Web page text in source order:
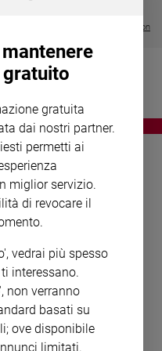
Visualizza tutte le collection
LEGALI
POLICY
gratuita
dai nostri partner.
permetti ai
miglior servizio.
di revocare il
vedrai più spesso
interessano.
non verranno
basati su
ove disponibile
limitati.